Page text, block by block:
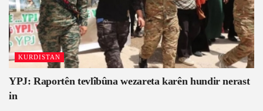
KURDISTAN
YPJ: Raportên tevlîbûna wezareta karên hundir nerast
in